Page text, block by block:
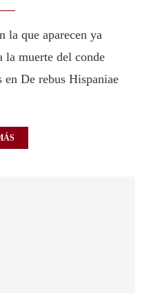
la que aparecen ya
la muerte del conde
en De rebus Hispaniae